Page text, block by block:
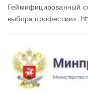
Геймифицированный
выбора профессии»